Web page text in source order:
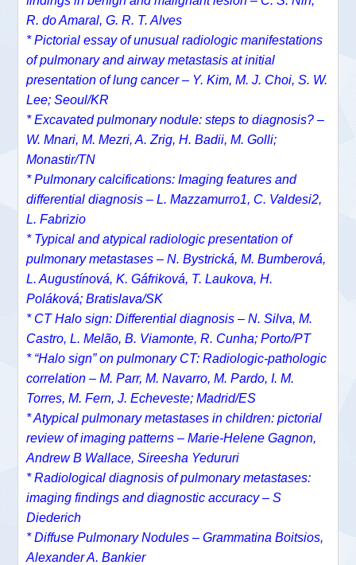
R. do Amaral, G. R. T. Alves
* Pictorial essay of unusual radiologic manifestations
of pulmonary and airway metastasis at initial
presentation of lung cancer – Y. Kim, M. J. Choi, S. W.
Lee; Seoul/KR
* Excavated pulmonary nodule: steps to diagnosis? –
W. Mnari, M. Mezri, A. Zrig, H. Badii, M. Golli;
Monastir/TN
* Pulmonary calcifications: Imaging features and
differential diagnosis – L. Mazzamurro1, C. Valdesi2,
L. Fabrizio
* Typical and atypical radiologic presentation of
pulmonary metastases – N. Bystrická, M. Bumberová,
L. Augustínová, K. Gáfriková, T. Laukova, H.
Poláková; Bratislava/SK
* CT Halo sign: Differential diagnosis – N. Silva, M.
Castro, L. Melão, B. Viamonte, R. Cunha; Porto/PT
* “Halo sign” on pulmonary CT: Radiologic-pathologic
correlation – M. Parr, M. Navarro, M. Pardo, I. M.
Torres, M. Fern, J. Echeveste; Madrid/ES
* Atypical pulmonary metastases in children: pictorial
review of imaging patterns – Marie-Helene Gagnon,
Andrew B Wallace, Sireesha Yedururi
* Radiological diagnosis of pulmonary metastases:
imaging findings and diagnostic accuracy – S
Diederich
* Diffuse Pulmonary Nodules – Grammatina Boitsios,
Alexander A. Bankier